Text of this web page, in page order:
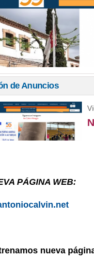
de Anuncios
PÁGINA WEB:
nueva